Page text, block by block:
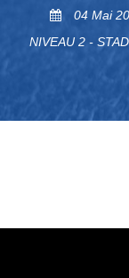
04 Mai
NIVEAU 2 -